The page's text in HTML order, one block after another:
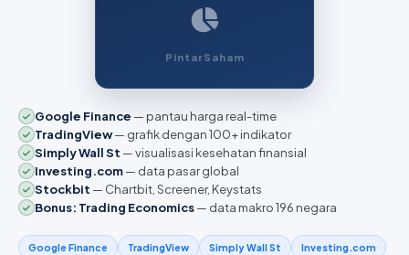
PintarSaham
Google Finance — pantau harga real-time
TradingView— grafik dengan 100+ indikator
Simply Wall St — visualisasi kesehatan finansial
Investing.com— data pasar global
Stockbit — Chartbit, Screener, Keystats
Bonus: Trading Economics— data makro 196 negara
Google Finance TradingView Simply Wall St Investing.com